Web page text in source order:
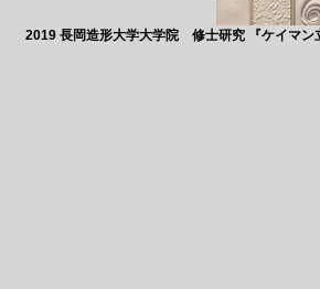
2019 長岡造形大学大学院 修士研究 『ケイマン